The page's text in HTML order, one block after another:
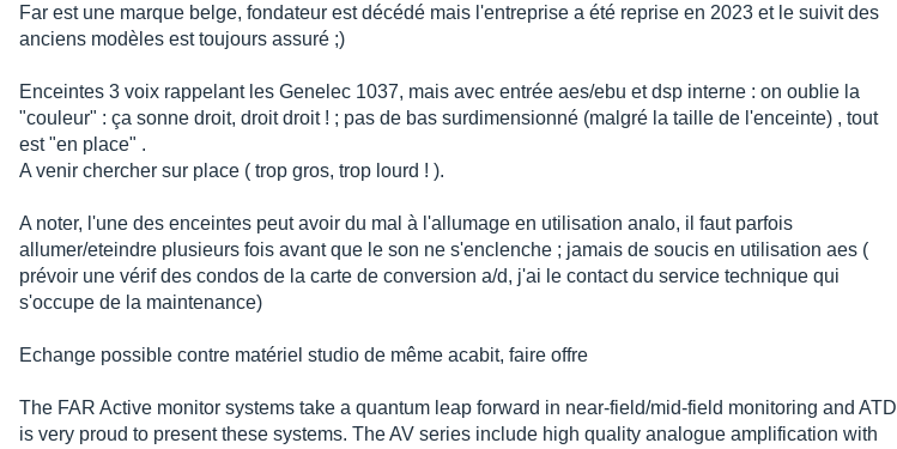
Far est une marque belge, fondateur est décédé mais l'entreprise a été reprise en 2023 et le suivit des
anciens modèles est toujours assuré ;)
Enceintes 3 voix rappelant les Genelec 1037, mais avec entrée aes/ebu et dsp interne : on oublie la
"couleur" : ça sonne droit, droit droit ! ; pas de bas surdimensionné (malgré la taille de l'enceinte) , tout
est "en place" .
A venir chercher sur place ( trop gros, trop lourd ! ).
A noter, l'une des enceintes peut avoir du mal à l'allumage en utilisation analo, il faut parfois
allumer/eteindre plusieurs fois avant que le son ne s'enclenche ; jamais de soucis en utilisation aes (
prévoir une vérif des condos de la carte de conversion a/d, j'ai le contact du service technique qui
s'occupe de la maintenance)
Echange possible contre matériel studio de même acabit, faire offre
The FAR Active monitor systems take a quantum leap forward in near-field/mid-field monitoring and ATD
is very proud to present these systems. The AV series include high quality analogue amplification with